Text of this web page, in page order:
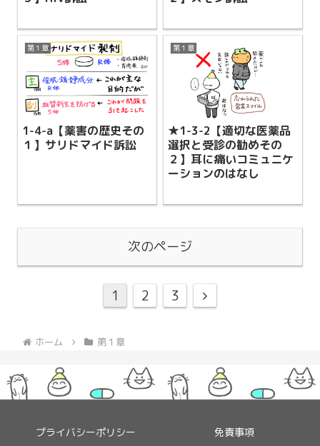
第１章
1-4-a【薬害の歴史その
１】サリドマイド訴訟
第１章
★1-3-2【適切な医薬品
選択と受診の勧めその
２】耳に痛いコミュニケ
ーションのはなし
次のページ
1 2 3
次
ホーム 第１章
プライバシーポリシー
免責事項